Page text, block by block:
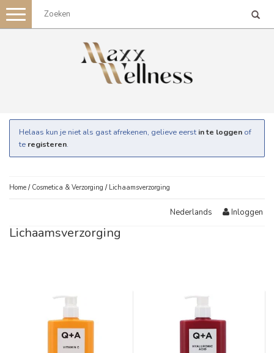
Toggle
navigation
Helaas kun je niet als gast afrekenen, gelieve eerst in te loggen of
te registeren.
Home / Cosmetica & Verzorging / Lichaamsverzorging
Nederlands Inloggen
Lichaamsverzorging